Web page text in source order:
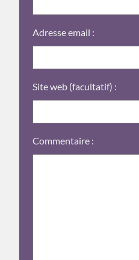
Adresse email :
Site web (facultatif) :
Commentaire :